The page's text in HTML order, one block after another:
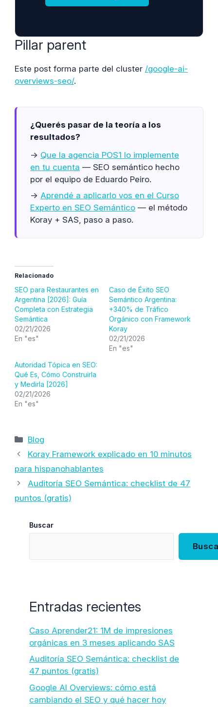
Pillar parent
Este post forma parte del cluster /google-ai-
overviews-seo/.
¿Querés pasar de la teoría a los
resultados?
→ Que la agencia POS1 lo implemente
en tu cuenta — SEO semántico hecho
por el equipo de Eduardo Peiro.
→ Aprendé a aplicarlo vos en el Curso
Experto en SEO Semántico — el método
Koray + SAS, paso a paso.
Relacionado
SEO para Restaurantes en
Argentina [2026]: Guía
Completa con Estrategia
Semántica
02/21/2026
En "es"
Caso de Éxito SEO
Semántico Argentina:
+340% de Tráfico
Orgánico con Framework
Koray
02/21/2026
En "es"
Autoridad Tópica en SEO:
Qué Es, Cómo Construirla
y Medirla [2026]
02/21/2026
En "es"
Categorías
Blog
Koray Framework explicado en 10 minutos
para hispanohablantes
Auditoría SEO Semántica: checklist de 47
puntos (gratis)
Buscar
Entradas recientes
Caso Aprender21: 1M de impresiones
orgánicas en 3 meses aplicando SAS
Auditoría SEO Semántica: checklist de
47 puntos (gratis)
Google AI Overviews: cómo está
cambiando el SEO y qué hacer hoy